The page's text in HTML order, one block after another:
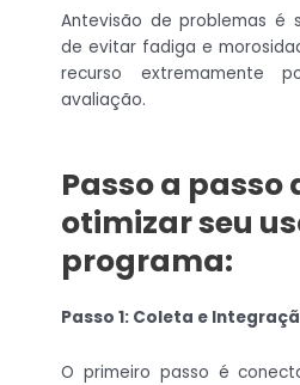
Antevisão de problemas é
de evitar fadiga e
recurso extremamente
avaliação.
Passo a passo
otimizar seu
programa:
Passo 1: Coleta e
O primeiro passo é